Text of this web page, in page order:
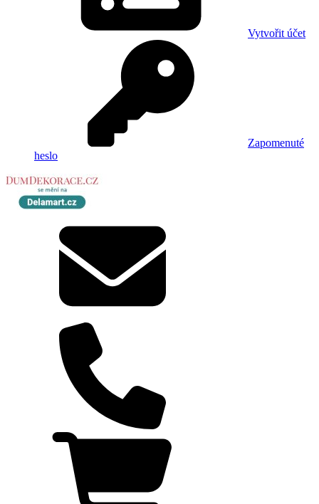
Vytvořit účet
Zapomenuté
heslo